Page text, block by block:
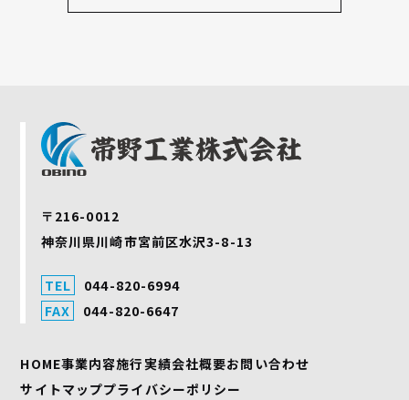
〒216-0012
神奈川県川崎市宮前区水沢3-8-13
TEL
044-820-6994
FAX
044-820-6647
HOME事業内容施行実績会社概要お問い合わせ
サイトマッププライバシーポリシー